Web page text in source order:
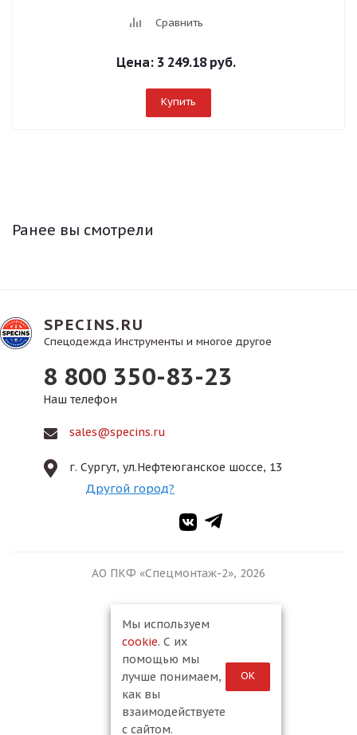
Сравнить
Цена: 3 249.18 руб.
Купить
Ранее вы смотрели
SPECINS.RU
Спецодежда Инструменты и многое другое
8 800 350-83-23
Наш телефон
sales@specins.ru
г. Сургут, ул.Нефтеюганское шоссе, 13
Другой город?
АО ПКФ «Спецмонтаж-2», 2026
Мы используем
cookie. С их
помощью мы
лучше понимаем,
как вы
взаимодействуете
с сайтом.
ОК